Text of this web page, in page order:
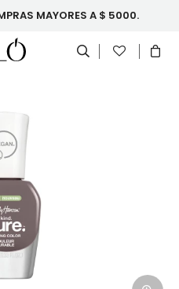
MAYORES A $ 5000.